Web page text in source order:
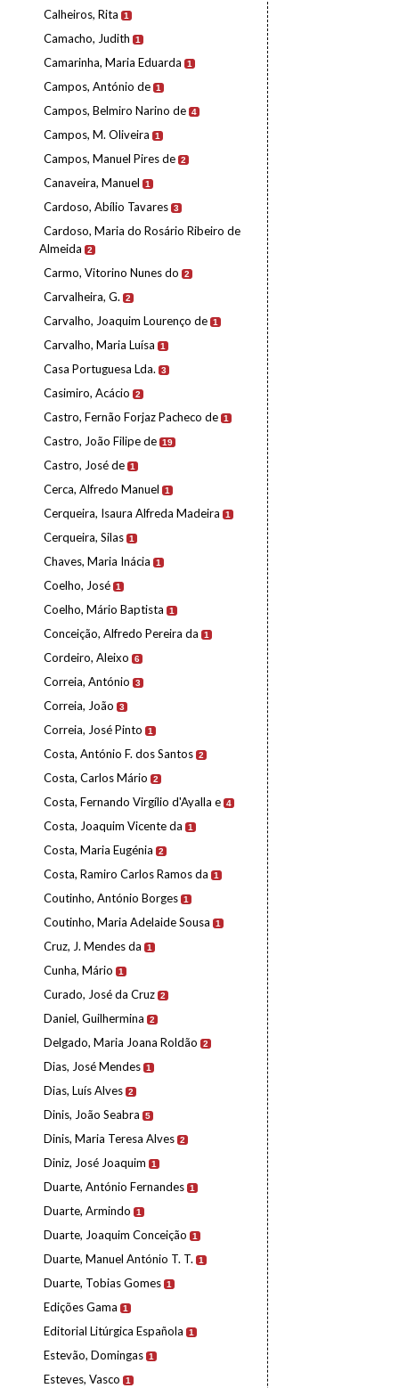
Calheiros, Rita 1
Camacho, Judith 1
Camarinha, Maria Eduarda 1
Campos, António de 1
Campos, Belmiro Narino de 4
Campos, M. Oliveira 1
Campos, Manuel Pires de 2
Canaveira, Manuel 1
Cardoso, Abílio Tavares 3
Cardoso, Maria do Rosário Ribeiro de
Almeida
2
Carmo, Vitorino Nunes do 2
Carvalheira, G. 2
Carvalho, Joaquim Lourenço de 1
Carvalho, Maria Luísa 1
Casa Portuguesa Lda. 3
Casimiro, Acácio 2
Castro, Fernão Forjaz Pacheco de 1
Castro, João Filipe de 19
Castro, José de 1
Cerca, Alfredo Manuel 1
Cerqueira, Isaura Alfreda Madeira 1
Cerqueira, Silas 1
Chaves, Maria Inácia 1
Coelho, José 1
Coelho, Mário Baptista 1
Conceição, Alfredo Pereira da 1
Cordeiro, Aleixo 6
Correia, António 3
Correia, João 3
Correia, José Pinto 1
Costa, António F. dos Santos 2
Costa, Carlos Mário 2
Costa, Fernando Virgílio d'Ayalla e 4
Costa, Joaquim Vicente da 1
Costa, Maria Eugénia 2
Costa, Ramiro Carlos Ramos da 1
Coutinho, António Borges 1
Coutinho, Maria Adelaide Sousa 1
Cruz, J. Mendes da 1
Cunha, Mário 1
Curado, José da Cruz 2
Daniel, Guilhermina 2
Delgado, Maria Joana Roldão 2
Dias, José Mendes 1
Dias, Luís Alves 2
Dinis, João Seabra 5
Dinis, Maria Teresa Alves 2
Diniz, José Joaquim 1
Duarte, António Fernandes 1
Duarte, Armindo 1
Duarte, Joaquim Conceição 1
Duarte, Manuel António T. T. 1
Duarte, Tobias Gomes 1
Edições Gama 1
Editorial Litúrgica Española 1
Estevão, Domingas 1
Esteves, Vasco 1